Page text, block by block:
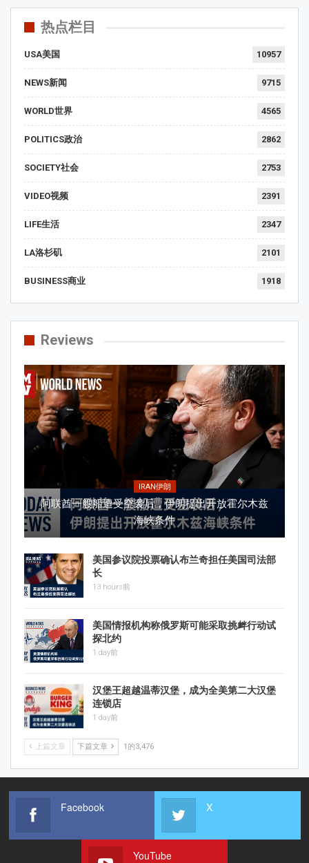
热点栏目
USA美国 10957
NEWS新闻 9715
WORLD世界 4565
POLITICS政治 2862
SOCIETY社会 2753
VIDEO视频 2391
LIFE生活 2347
LA洛杉矶 2101
BUSINESS商业 1918
Reviews
IRAN伊朗
阿联酋一艘船遭受空袭后，伊朗提出开放霍尔木兹
海峡条件
美国参议院投票确认布兰奇担任美国司法部
长
13 hours前
美国情报机构称俄罗斯可能采取挑衅行动试
探北约
1 day前
汉堡王超越温蒂汉堡，成为全美第二大汉堡
连锁店
1 day前
上篇文章 下篇文章 1的3,476
Facebook X
YouTube